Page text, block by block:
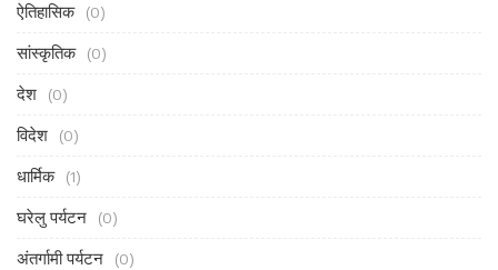
ऐतिहासिक (0)
सांस्कृतिक (0)
देश (0)
विदेश (0)
धार्मिक (1)
घरेलु पर्यटन (0)
अंतर्गामी पर्यटन (0)